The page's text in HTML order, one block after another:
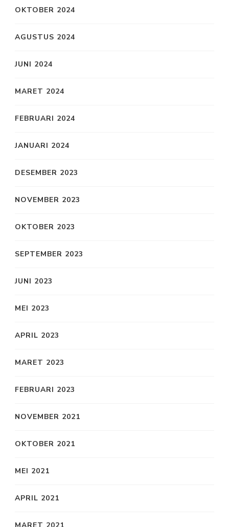
OKTOBER 2024
AGUSTUS 2024
JUNI 2024
MARET 2024
FEBRUARI 2024
JANUARI 2024
DESEMBER 2023
NOVEMBER 2023
OKTOBER 2023
SEPTEMBER 2023
JUNI 2023
MEI 2023
APRIL 2023
MARET 2023
FEBRUARI 2023
NOVEMBER 2021
OKTOBER 2021
MEI 2021
APRIL 2021